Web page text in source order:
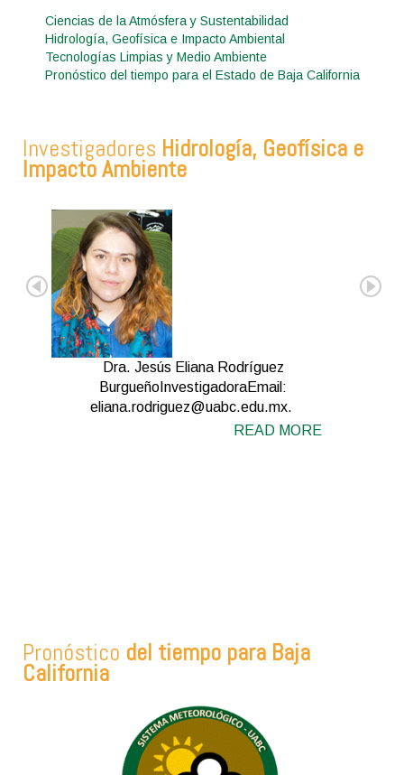
Ciencias de la Atmósfera y Sustentabilidad
Hidrología, Geofísica e Impacto Ambiental
Tecnologías Limpias y Medio Ambiente
Pronóstico del tiempo para el Estado de Baja California
Investigadores Hidrología, Geofísica e
Impacto Ambiente
Dra. Jesús Eliana Rodríguez
BurgueñoInvestigadoraEmail:
eliana.rodriguez@uabc.edu.mx.
READ MORE
Pronóstico del tiempo para Baja
California